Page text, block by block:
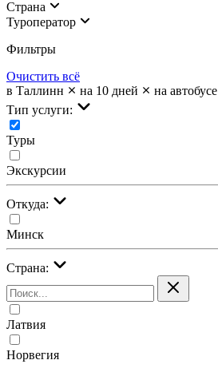
Страна
Туроператор
Фильтры
Очистить всё
в Таллинн
на 10 дней на автобусе
Тип услуги:
Туры
Экскурсии
Откуда:
Минск
Страна:
Латвия
Норвегия